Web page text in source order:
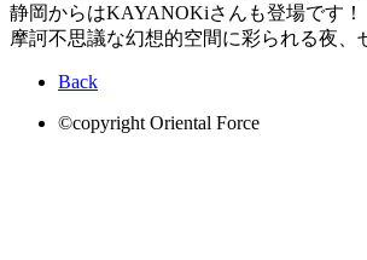
静岡からはKAYANOKiさんも登場です！
摩訶不思議な幻想的空間に彩られる夜、
Back
©copyright Oriental Force